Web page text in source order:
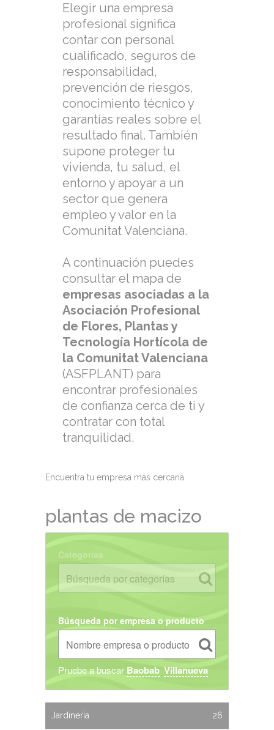
Elegir una empresa
profesional significa
contar con personal
cualificado, seguros de
responsabilidad,
prevención de riesgos,
conocimiento técnico y
garantías reales sobre el
resultado final. También
supone proteger tu
vivienda, tu salud, el
entorno y apoyar a un
sector que genera
empleo y valor en la
Comunitat Valenciana.
A continuación puedes
consultar el mapa de
empresas asociadas a la
Asociación Profesional
de Flores, Plantas y
Tecnología Hortícola de
la Comunitat Valenciana
(ASFPLANT) para
encontrar profesionales
de confianza cerca de ti y
contratar con total
tranquilidad.
Encuentra tu empresa más cercana
plantas de macizo
Categorías
Búsqueda por empresa o producto
Pruebe a buscar Baobab Villanueva
Jardinería 26